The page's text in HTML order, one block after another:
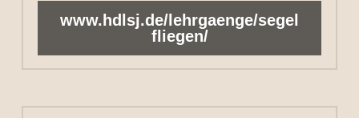
www.hdlsj.de/lehrgaenge/segel
fliegen/